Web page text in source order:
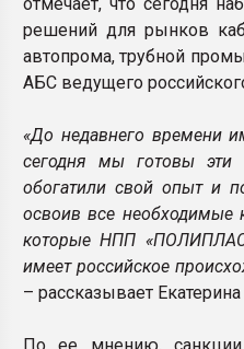
решений для рынков
автопрома, трубной
АБС ведущего
«До недавнего времени
сегодня мы готовы эти
обогатили свой опыт и
освоив все необходимые
которые НПП
имеет российское
– рассказывает